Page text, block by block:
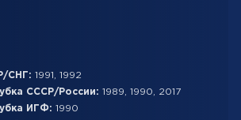
СНГ: 1991, 1992
СССР/России: 1989, 1990, 2017
ИГФ: 1990